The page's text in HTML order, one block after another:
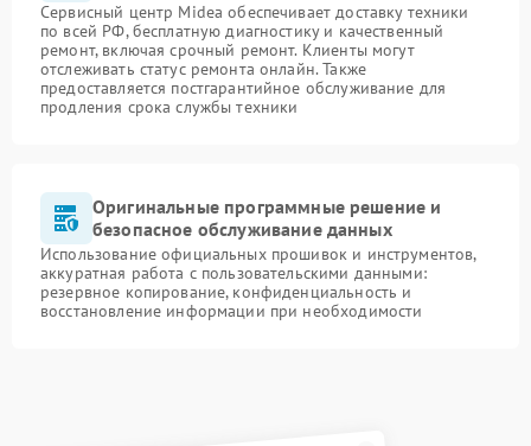
Сервисный центр Midea обеспечивает доставку техники
по всей РФ, бесплатную диагностику и качественный
ремонт, включая срочный ремонт. Клиенты могут
отслеживать статус ремонта онлайн. Также
предоставляется постгарантийное обслуживание для
продления срока службы техники
Оригинальные программные решение и
безопасное обслуживание данных
Использование официальных прошивок и инструментов,
аккуратная работа с пользовательскими данными:
резервное копирование, конфиденциальность и
восстановление информации при необходимости